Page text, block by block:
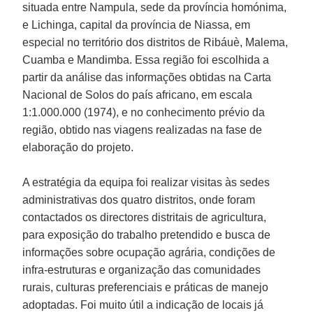
situada entre Nampula, sede da província homónima,
e Lichinga, capital da província de Niassa, em
especial no território dos distritos de Ribáuè, Malema,
Cuamba e Mandimba. Essa região foi escolhida a
partir da análise das informações obtidas na Carta
Nacional de Solos do país africano, em escala
1:1.000.000 (1974), e no conhecimento prévio da
região, obtido nas viagens realizadas na fase de
elaboração do projeto.
A estratégia da equipa foi realizar visitas às sedes
administrativas dos quatro distritos, onde foram
contactados os directores distritais de agricultura,
para exposição do trabalho pretendido e busca de
informações sobre ocupação agrária, condições de
infra-estruturas e organização das comunidades
rurais, culturas preferenciais e práticas de manejo
adoptadas. Foi muito útil a indicação de locais já